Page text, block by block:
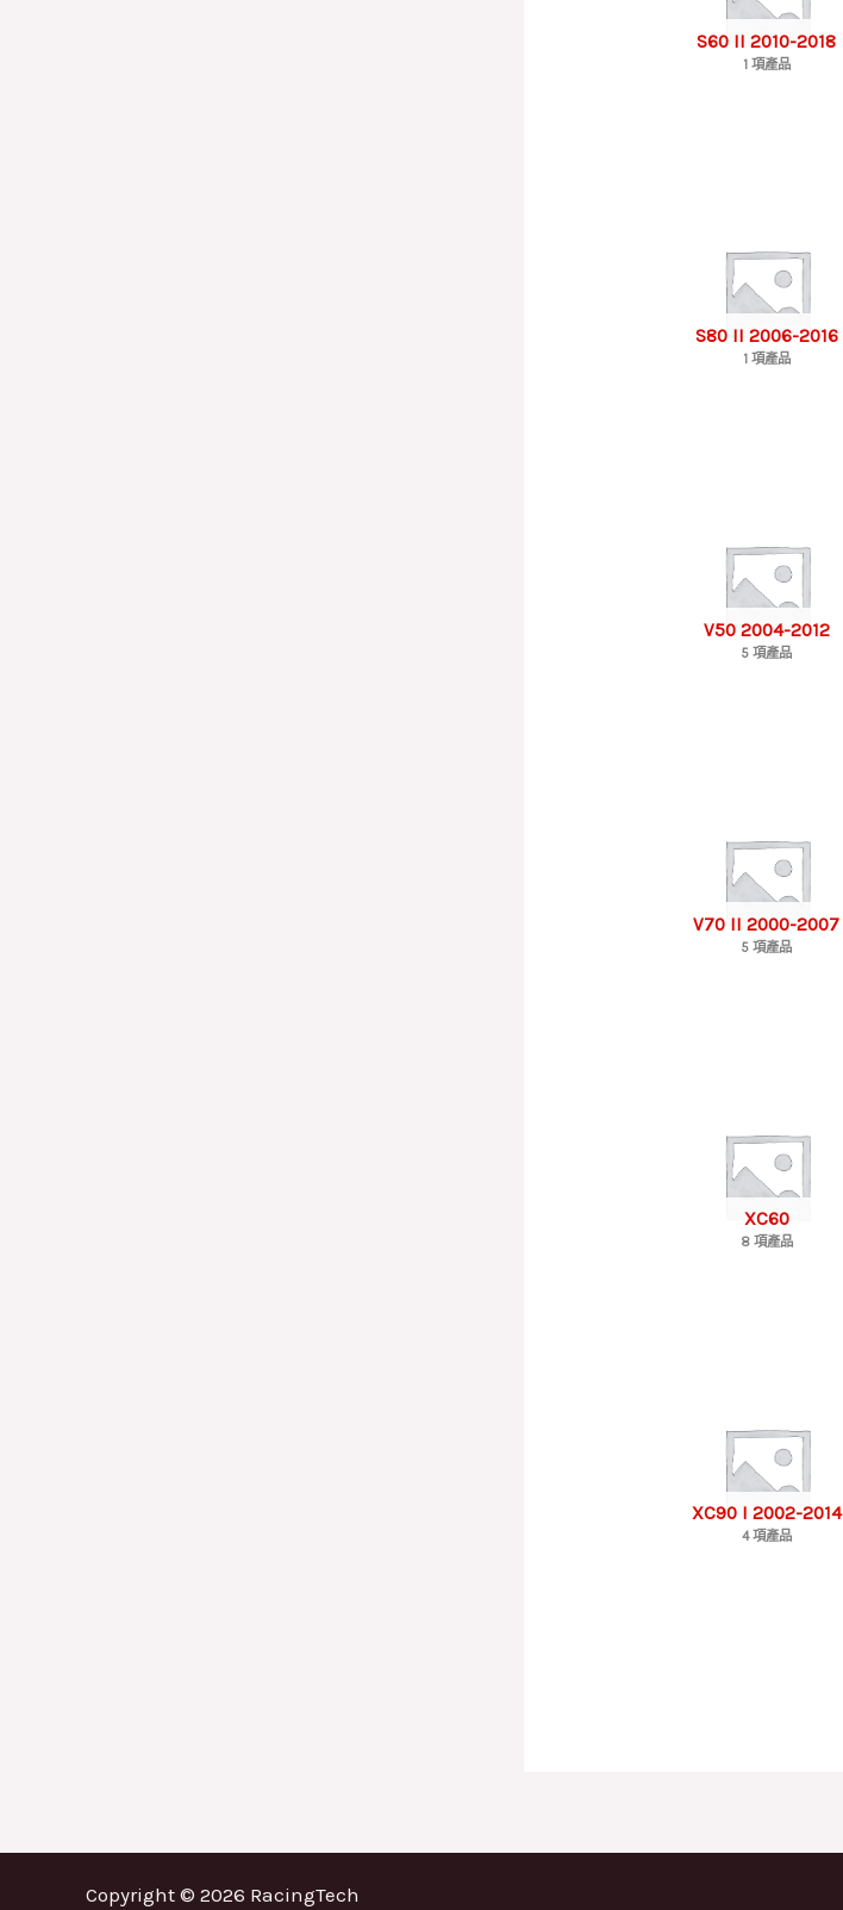
S60 II 2010-2018
1 項產品
S80 II 2006-2016
1 項產品
V50 2004-2012
5 項產品
V70 II 2000-2007
5 項產品
XC60
8 項產品
XC90 I 2002-2014
4 項產品
Copyright © 2026 RacingTech